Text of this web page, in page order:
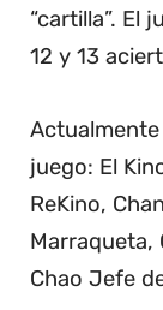
“cartilla”. El
12 y 13
juego: El
ReKino,
Chao Jefe